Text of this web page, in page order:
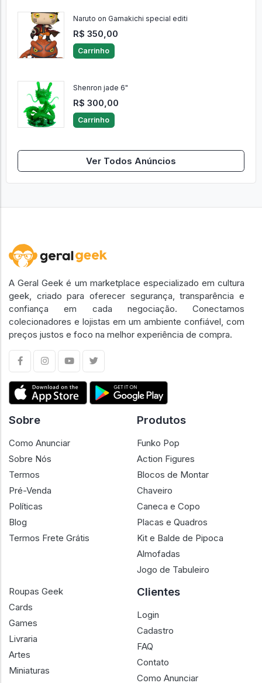
Naruto on Gamakichi special editi
R$ 350,00
Carrinho
Shenron jade 6"
R$ 300,00
Carrinho
Ver Todos Anúncios
A Geral Geek é um marketplace especializado em cultura
geek, criado para oferecer segurança, transparência e
confiança em cada negociação. Conectamos
colecionadores e lojistas em um ambiente confiável, com
preços justos e foco na melhor experiência de compra.
Sobre
Como Anunciar
Sobre Nós
Termos
Pré-Venda
Políticas
Blog
Termos Frete Grátis
Produtos
Funko Pop
Action Figures
Blocos de Montar
Chaveiro
Caneca e Copo
Placas e Quadros
Kit e Balde de Pipoca
Almofadas
Jogo de Tabuleiro
Roupas Geek
Cards
Games
Livraria
Artes
Miniaturas
Clientes
Login
Cadastro
FAQ
Contato
Como Anunciar